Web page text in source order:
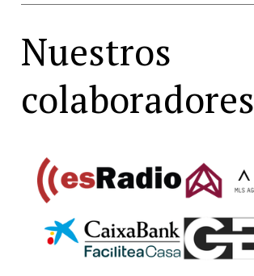
Nuestros
colaboradores